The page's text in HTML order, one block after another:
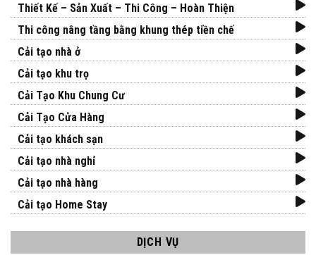
Thiết Kế – Sản Xuất – Thi Công – Hoàn Thiện
Thi công nâng tầng bằng khung thép tiền chế
Cải tạo nhà ở
Cải tạo khu trọ
Cải Tạo Khu Chung Cư
Cải Tạo Cửa Hàng
Cải tạo khách sạn
Cải tạo nhà nghỉ
Cải tạo nhà hàng
Cải tạo Home Stay
DỊCH VỤ